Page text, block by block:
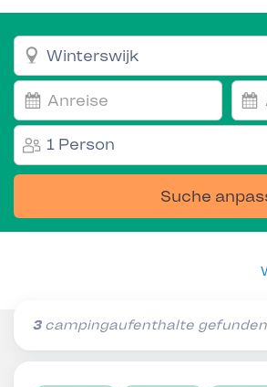
1 Person
Suche
3campingaufenthalte gefunden